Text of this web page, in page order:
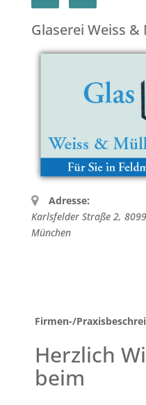
Glaserei Weiss &
Adresse:
Karlsfelder Straße 2,
München
Firmen-/
Herzlich
beim